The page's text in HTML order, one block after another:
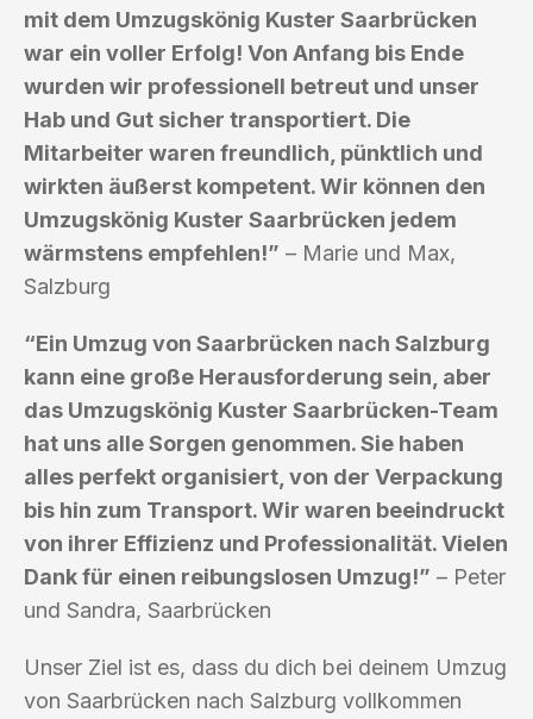
mit dem Umzugskönig Kuster Saarbrücken
war ein voller Erfolg! Von Anfang bis Ende
wurden wir professionell betreut und unser
Hab und Gut sicher transportiert. Die
Mitarbeiter waren freundlich, pünktlich und
wirkten äußerst kompetent. Wir können den
Umzugskönig Kuster Saarbrücken jedem
wärmstens empfehlen!” – Marie und Max,
Salzburg
“Ein Umzug von Saarbrücken nach Salzburg
kann eine große Herausforderung sein, aber
das Umzugskönig Kuster Saarbrücken-Team
hat uns alle Sorgen genommen. Sie haben
alles perfekt organisiert, von der Verpackung
bis hin zum Transport. Wir waren beeindruckt
von ihrer Effizienz und Professionalität. Vielen
Dank für einen reibungslosen Umzug!” – Peter
und Sandra, Saarbrücken
Unser Ziel ist es, dass du dich bei deinem Umzug
von Saarbrücken nach Salzburg vollkommen